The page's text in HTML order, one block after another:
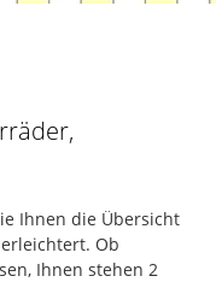
Ihnen die Übersicht
Ob
Ihnen stehen 2